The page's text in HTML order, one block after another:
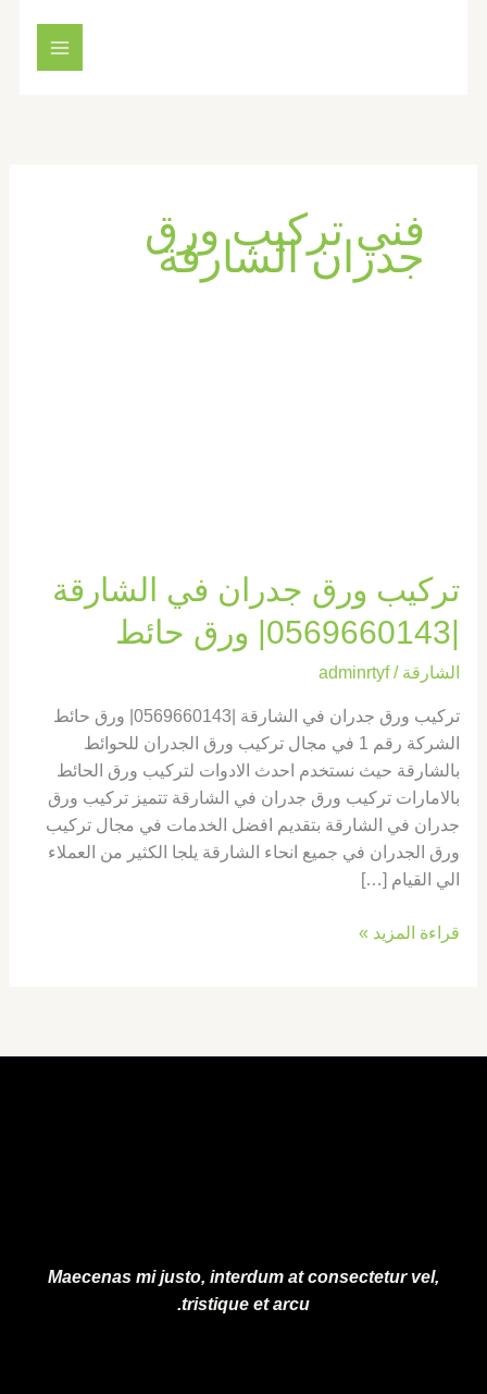
فني تركيب ورق
جدران الشارقة
تركيب ورق جدران في الشارقة
|0569660143| ورق حائط
الشارقة /
adminrtyf
تركيب ورق جدران في الشارقة |0569660143| ورق حائط
الشركة رقم 1 في مجال تركيب ورق الجدران للحوائط
بالشارقة حيث نستخدم احدث الادوات لتركيب ورق الحائط
بالامارات تركيب ورق جدران في الشارقة تتميز تركيب ورق
جدران في الشارقة بتقديم افضل الخدمات في مجال تركيب
ورق الجدران في جميع انحاء الشارقة يلجا الكثير من العملاء
الي القيام […]
قراءة المزيد »
Maecenas mi justo, interdum at consectetur vel,
tristique et arcu.